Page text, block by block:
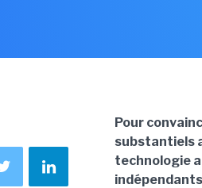
Pour
substantiels
technologie